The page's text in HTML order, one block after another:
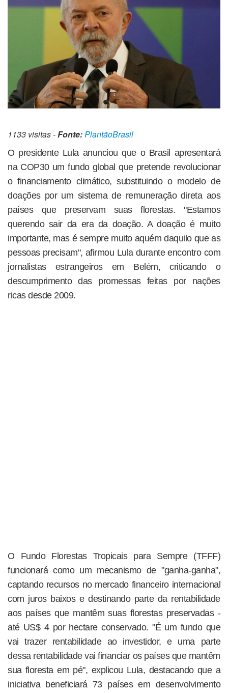
1133 visitas -Fonte:PlantãoBrasil
O presidente Lula anunciou que o Brasil apresentará
na COP30 um fundo global que pretende revolucionar
o financiamento climático, substituindo o modelo de
doações por um sistema de remuneração direta aos
países que preservam suas florestas. "Estamos
querendo sair da era da doação. A doação é muito
importante, mas é sempre muito aquém daquilo que as
pessoas precisam", afirmou Lula durante encontro com
jornalistas estrangeiros em Belém, criticando o
descumprimento das promessas feitas por nações
ricas desde 2009.
O Fundo Florestas Tropicais para Sempre (TFFF)
funcionará como um mecanismo de "ganha-ganha",
captando recursos no mercado financeiro internacional
com juros baixos e destinando parte da rentabilidade
aos países que mantêm suas florestas preservadas -
até US$ 4 por hectare conservado. "É um fundo que
vai trazer rentabilidade ao investidor, e uma parte
dessa rentabilidade vai financiar os países que mantêm
sua floresta em pé", explicou Lula, destacando que a
iniciativa beneficiará 73 países em desenvolvimento